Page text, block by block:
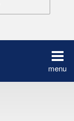
menu